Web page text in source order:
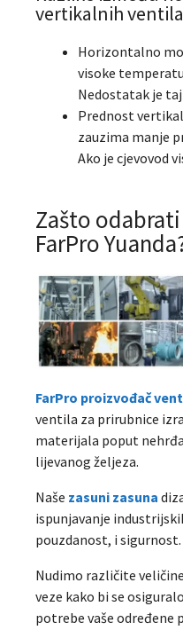
vertikalnih
Horizontalno
visoke
Nedostatak je
Prednost
zauzima manje
Ako je cjevovod
Zašto
FarPro
FarPro proizvođač
ventila za prirubnice
materijala poput
lijevanog željeza.
Naše zasuni zasuna
ispunjavanje
pouzdanost, i sigurnost.
Nudimo različite
veze kako bi se
potrebe vaše određene